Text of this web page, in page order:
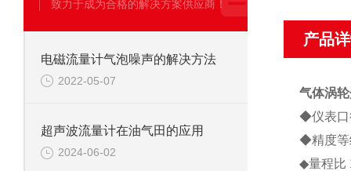
致力于成为合格的解决方案供应商！
电磁流量计气泡噪声的解决方法
2022-05-07
超声波流量计在油气田的应用
2024-06-02
产品
气体涡
◆仪表口
◆精度等
◆量程比